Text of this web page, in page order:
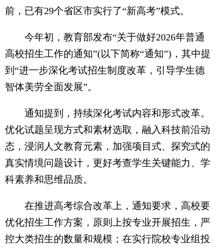
前，已有29个省区市实行了“新高考”模式。
今年初，教育部发布“关于做好2026年普通
高校招生工作的通知”(以下简称“通知”)，其中提
到“进一步深化考试招生制度改革，引导学生德
智体美劳全面发展”。
通知提到，持续深化考试内容和形式改革。
优化试题呈现方式和素材选取，融入科技前沿动
态，浸润人文教育元素，加强项目式、探究式的
真实情境问题设计，更好考查学生关键能力、学
科素养和思维品质。
在推进高考综合改革上，通知要求，高校要
优化招生工作方案，原则上按专业开展招生，严
控大类招生的数量和规模；在实行院校专业组投